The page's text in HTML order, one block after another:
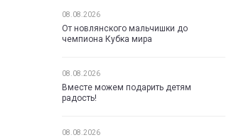
08.08.2026
От новлянского мальчишки до
чемпиона Кубка мира
08.08.2026
Вместе можем подарить детям
радость!
08.08.2026